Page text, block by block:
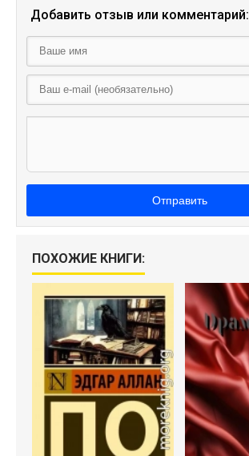
Добавить отзыв или комментарий:
Отправить
ПОХОЖИЕ КНИГИ: